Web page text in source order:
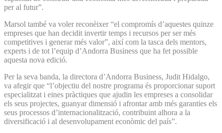
per al futur”.
Marsol també va voler reconèixer “el compromís d’aquestes quinze
empreses que han decidit invertir temps i recursos per ser més
competitives i generar més valor”, així com la tasca dels mentors,
experts i de tot l’equip d’Andorra Business que ha fet possible
aquesta nova edició.
Per la seva banda, la directora d’Andorra Business, Judit Hidalgo,
va afegir que “l’objectiu del nostre programa és proporcionar suport
especialitzat i eines pràctiques que ajudin les empreses a consolidar
els seus projectes, guanyar dimensió i afrontar amb més garanties els
seus processos d’internacionalització, contribuint alhora a la
diversificació i al desenvolupament econòmic del país”.